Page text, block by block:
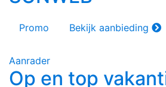
Promo Bekijk aanbieding
Aanrader
Op en top